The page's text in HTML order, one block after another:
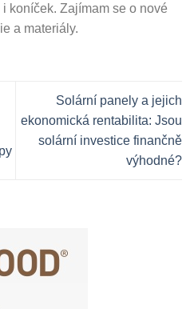
i koníček. Zajímam se o nové
a materiály.
Solární panely a jejich
ekonomická rentabilita: Jsou
solární investice finančně
výhodné?